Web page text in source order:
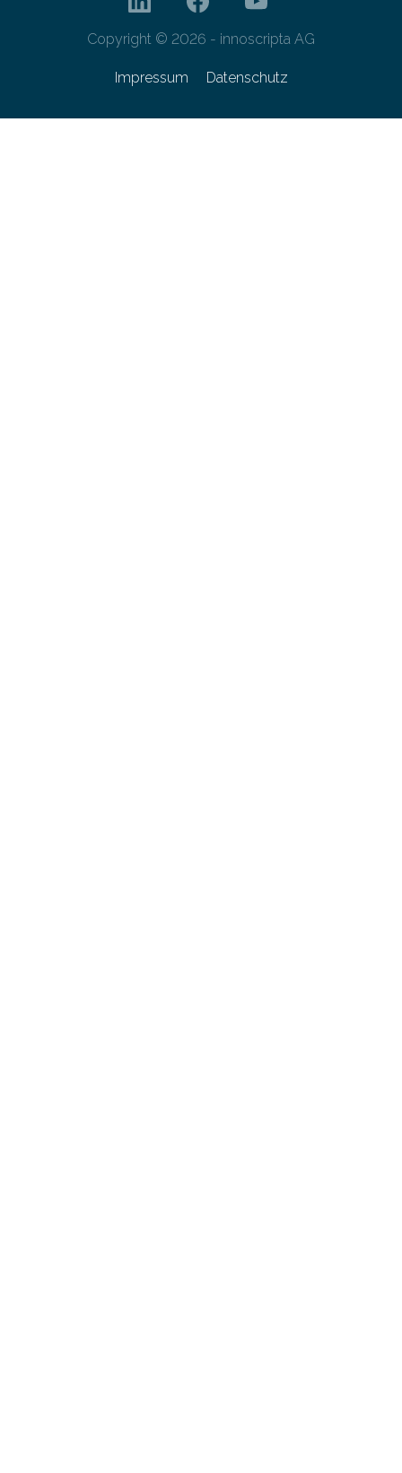
Copyright © 2026 - innoscripta AG
Impressum Datenschutz